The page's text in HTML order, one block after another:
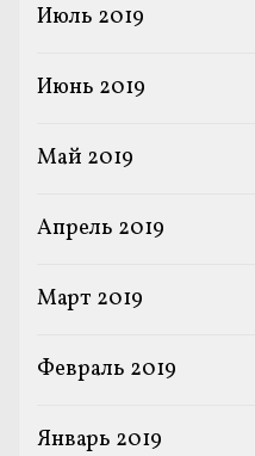
Июль 2019
Июнь 2019
Май 2019
Апрель 2019
Март 2019
Февраль 2019
Январь 2019